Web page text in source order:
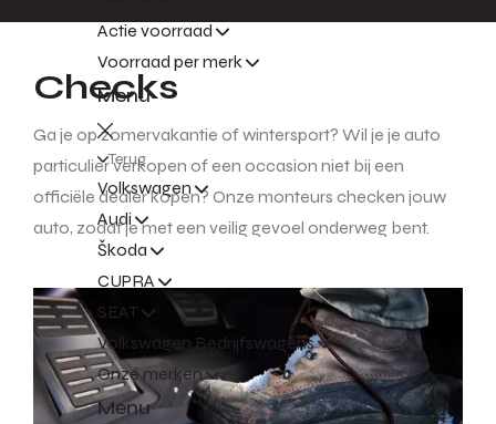
Actie voorraad
Voorraad per merk
Menu
Terug
Volkswagen
Audi
Škoda
CUPRA
SEAT
Volkswagen Bedrijfswagens
Onze merken
Menu
Checks
Ga je op zomervakantie of wintersport? Wil je je auto
particulier verkopen of een occasion niet bij een
officiële dealer kopen? Onze monteurs checken jouw
auto, zodat je met een veilig gevoel onderweg bent.